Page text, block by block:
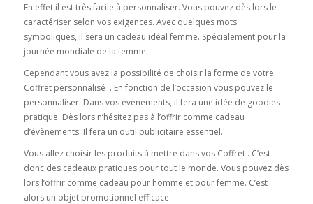
En effet il est très facile à personnaliser. Vous pouvez dès lors le
caractériser selon vos exigences. Avec quelques mots
symboliques, il sera un cadeau idéal femme. Spécialement pour la
journée mondiale de la femme.
Cependant vous avez la possibilité de choisir la forme de votre
Coffret personnalisé . En fonction de l’occasion vous pouvez le
personnaliser. Dans vos évènements, il fera une idée de goodies
pratique. Dès lors n’hésitez pas à l’offrir comme cadeau
d’évènements. Il fera un outil publicitaire essentiel.
Vous allez choisir les produits à mettre dans vos Coffret . C’est
donc des cadeaux pratiques pour tout le monde. Vous pouvez dès
lors l’offrir comme cadeau pour homme et pour femme. C’est
alors un objet promotionnel efficace.